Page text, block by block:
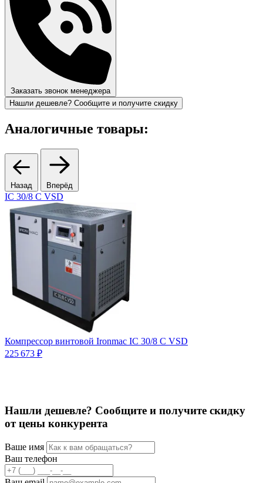
Заказать звонок менеджера
Нашли дешевле? Сообщите и получите скидку
Аналогичные товары:
Назад Вперёд
IC 30/8 C VSD
Компрессор винтовой Ironmac IC 30/8 C VSD
225 673 ₽
Нашли дешевле? Сообщите и получите скидку
от цены конкурента
Ваше имя
Ваш телефон